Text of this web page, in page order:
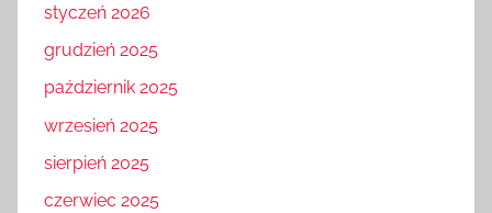
styczeń 2026
grudzień 2025
październik 2025
wrzesień 2025
sierpień 2025
czerwiec 2025